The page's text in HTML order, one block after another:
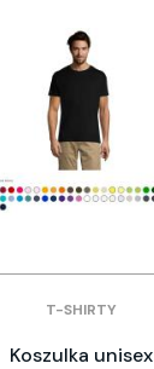
T-SHIRTY
Koszulka unisex